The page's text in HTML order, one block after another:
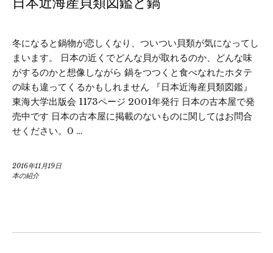
冬になると鍋物が恋しくなり、ついつい貝類が気になってし
まいます。 日本の近くでどんな貝が取れるのか、どんな味
がするのかと想像しながら 鍋をつつくと食べなれたホタテ
の味も違ってくるかもしれません 『日本近海産貝類図鑑』
東海大学出版会 1173ページ 2001年発行 日本の古本屋で発
売中です 日本の古本屋に掲載のないものに関してはお問合
せください。0 …
2016年11月19日
本の紹介